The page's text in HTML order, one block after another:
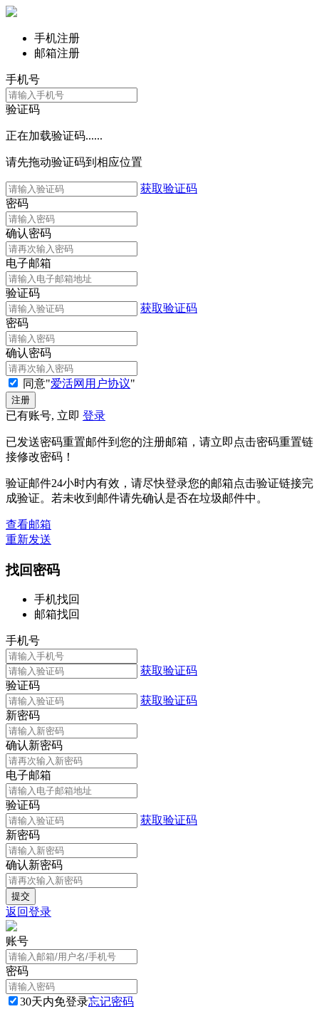
手机注册
邮箱注册
手机号
验证码
正在加载验证码......
请先拖动验证码到相应位置
获取验证码
密码
确认密码
电子邮箱
验证码
获取验证码
密码
确认密码
同意"爱活网用户协议"
已有账号, 立即 登录
已发送密码重置邮件到您的注册邮箱，请立即点击密码重置链
接修改密码！
验证邮件24小时内有效，请尽快登录您的邮箱点击验证链接完
成验证。若未收到邮件请先确认是否在垃圾邮件中。
查看邮箱
重新发送
找回密码
手机找回
邮箱找回
手机号
获取验证码
验证码
获取验证码
新密码
确认新密码
电子邮箱
验证码
获取验证码
新密码
确认新密码
返回登录
账号
密码
30天内免登录忘记密码